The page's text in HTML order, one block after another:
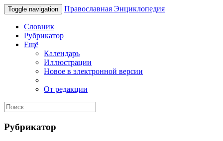
Toggle navigation Православная Энциклопедия
Словник
Рубрикатор
Ещё
Календарь
Иллюстрации
Новое в электронной версии
От редакции
Рубрикатор